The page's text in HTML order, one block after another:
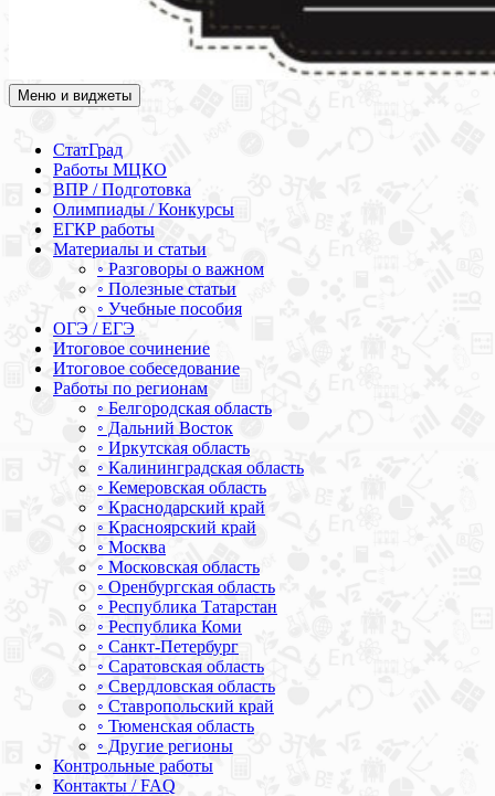
Академия СОВА
Подготовка к ЕГЭ, ОГЭ, ВПР, МЦКО, СтатГрад, КДР, ВОШ,
Меню и виджеты
СтатГрад
Работы МЦКО
ВПР / Подготовка
Олимпиады / Конкурсы
ЕГКР работы
Материалы и статьи
◦ Разговоры о важном
◦ Полезные статьи
◦ Учебные пособия
ОГЭ / ЕГЭ
Итоговое сочинение
Итоговое собеседование
Работы по регионам
◦ Белгородская область
◦ Дальний Восток
◦ Иркутская область
◦ Калининградская область
◦ Кемеровская область
◦ Краснодарский край
◦ Красноярский край
◦ Москва
◦ Московская область
◦ Оренбургская область
◦ Республика Татарстан
◦ Республика Коми
◦ Санкт-Петербург
◦ Саратовская область
◦ Свердловская область
◦ Ставропольский край
◦ Тюменская область
◦ Другие регионы
Контрольные работы
Контакты / FAQ